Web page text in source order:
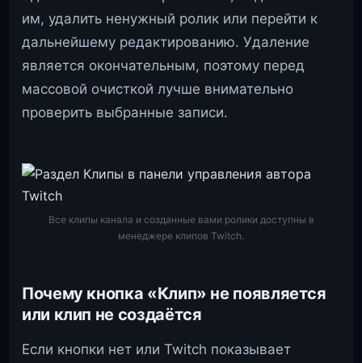
им, удалить ненужный ролик или перейти к
дальнейшему редактированию. Удаление
является окончательным, поэтому перед
массовой очисткой лучше внимательно
проверить выбранные записи.
Все клипы канала и созданные вами ролики доступны в
менеджере клипов Twitch.
Почему кнопка «Клип» не появляется
или клип не создаётся
Если кнопки нет или Twitch показывает